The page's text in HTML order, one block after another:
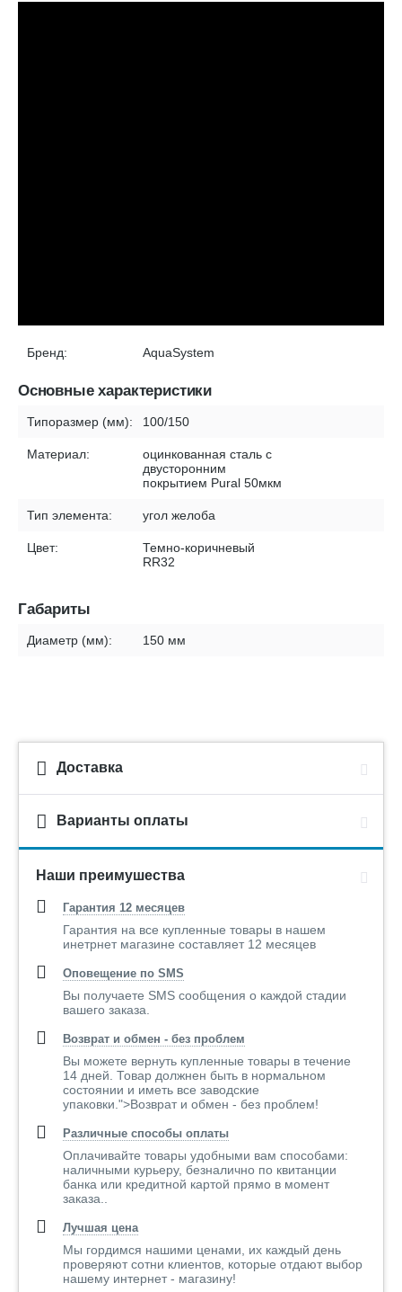
Бренд: AquaSystem
Основные характеристики
Типоразмер (мм): 100/150
Материал:
оцинкованная сталь с
двусторонним
покрытием Pural 50мкм
Тип элемента: угол желоба
Цвет:
Темно-коричневый
RR32
Габариты
Диаметр (мм): 150 мм
Доставка
Варианты оплаты
Наши преимушества
Гарантия 12 месяцев
Гарантия на все купленные товары в нашем
инетрнет магазине составляет 12 месяцев
Оповещение по SMS
Вы получаете SMS сообщения о каждой стадии
вашего заказа.
Возврат и обмен - без проблем
Вы можете вернуть купленные товары в течение
14 дней. Товар должнен быть в нормальном
состоянии и иметь все заводские
упаковки.">Возврат и обмен - без проблем!
Различные способы оплаты
Оплачивайте товары удобными вам способами:
наличными курьеру, безналично по квитанции
банка или кредитной картой прямо в момент
заказа..
Лучшая цена
Мы гордимся нашими ценами, их каждый день
проверяют сотни клиентов, которые отдают выбор
нашему интернет - магазину!